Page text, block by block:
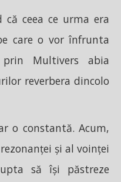
că ceea ce urma era
care o vor înfrunta
Multivers abia
reverbera dincolo
o constantă. Acum,
și al voinței
să își păstreze